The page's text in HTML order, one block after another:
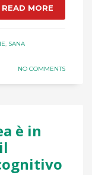
READ MORE
, SANA
NO COMMENTS
è in